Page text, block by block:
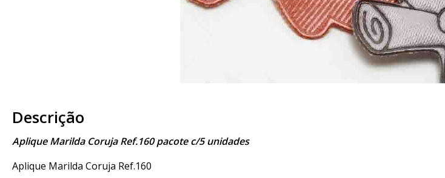
Descrição
Aplique Marilda Coruja Ref.160 pacote c/5 unidades
Aplique Marilda Coruja Ref.160